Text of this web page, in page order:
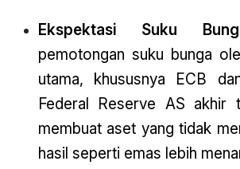
Ekspektasi Suku
pemotongan suku bunga
utama, khususnya ECB
Federal Reserve AS akhir
membuat aset yang tidak
hasil seperti emas lebih